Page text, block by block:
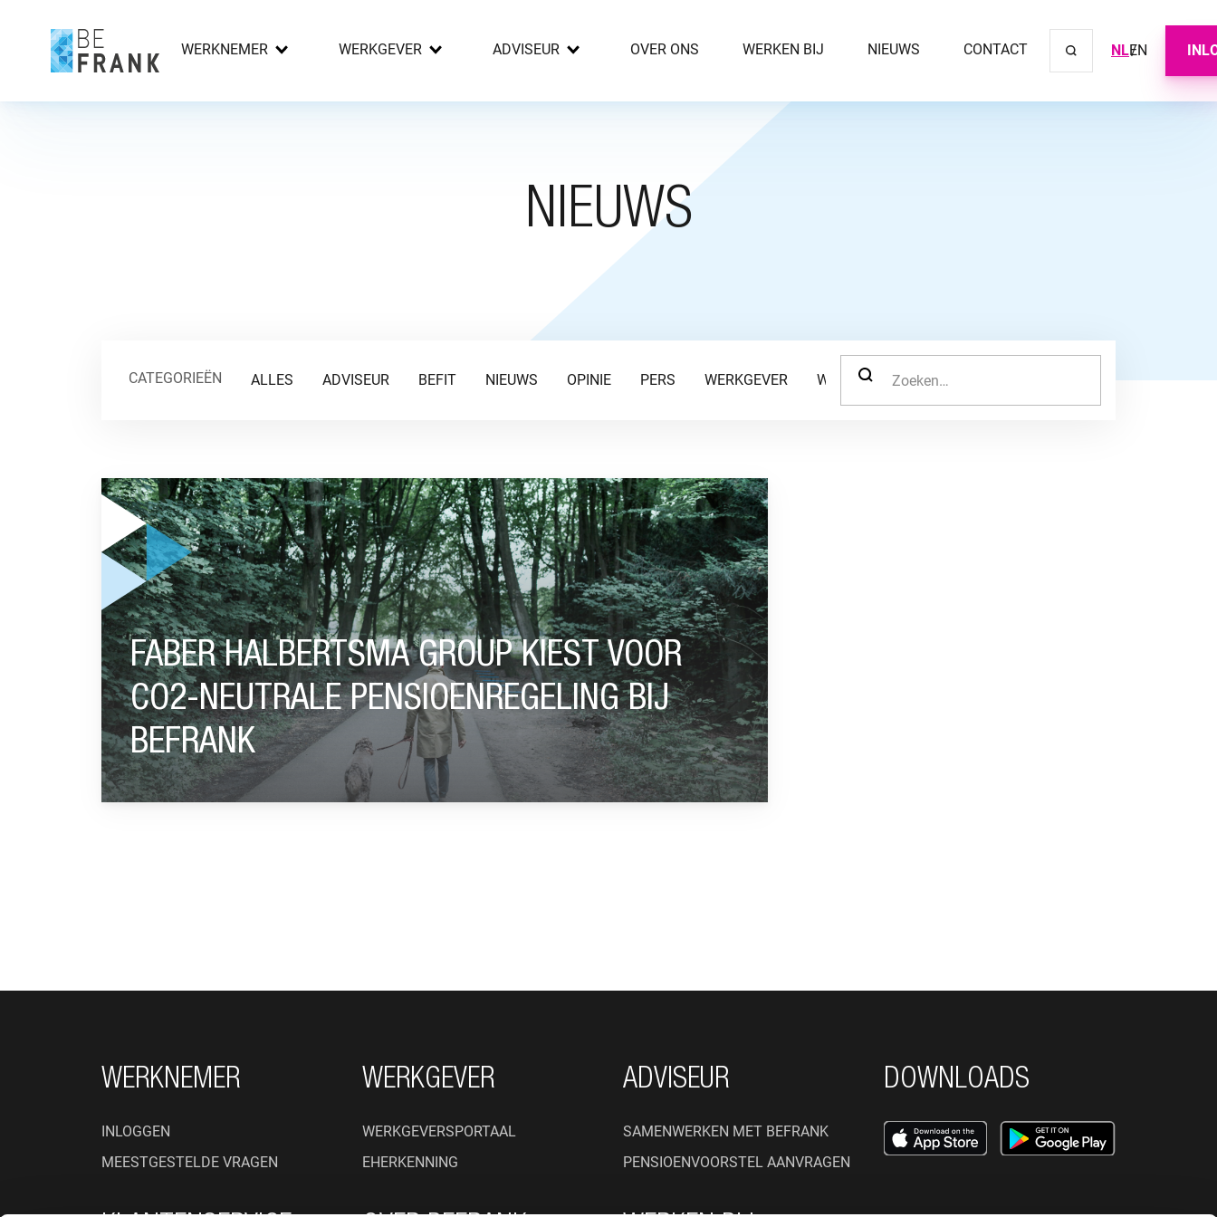
WERKNEMER WERKGEVER ADVISEUR OVER ONS WERKEN BIJ NIEUWS CONTACT NLEN
NIEUWS
CATEGORIEËN ALLES ADVISEUR BEFIT NIEUWS OPINIE PERS WERKGEVER WERKNEMER
ZOEK NAAR:
GA NAAR “FABER HALBERTSMA GROUP KIEST VOOR CO2-NEUTRALE PENSIOENREGELING BIJ BEFRANK”
FABER HALBERTSMA GROUP KIEST VOOR
CO2-NEUTRALE PENSIOENREGELING BIJ
BEFRANK
FOOTER NAVIGATIE
WERKNEMER
INLOGGEN
MEESTGESTELDE VRAGEN
WERKGEVER
WERKGEVERSPORTAAL
EHERKENNING
ADVISEUR
SAMENWERKEN MET BEFRANK
PENSIOENVOORSTEL AANVRAGEN
DOWNLOADS
Sluit